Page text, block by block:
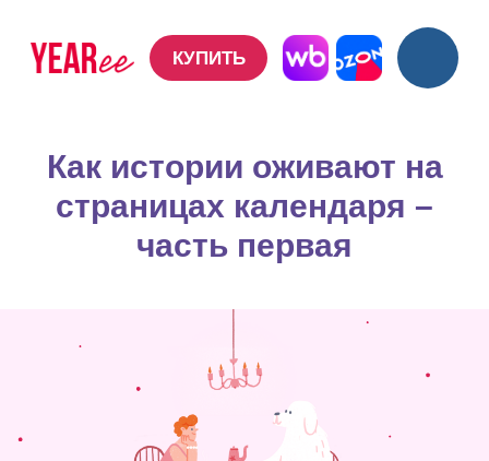
КУПИТЬ
КУПИТЬ
Как истории оживают на
страницах календаря –
часть первая